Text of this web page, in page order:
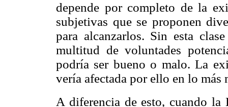
depende por completo de la
subjetivas que se proponen
para alcanzarlos. Sin esta
multitud de voluntades
podría ser bueno o malo. La
vería afectada por ello en lo más
A diferencia de esto, cuando la